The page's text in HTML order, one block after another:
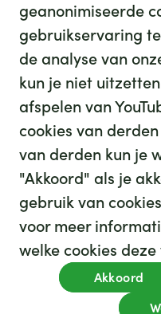
geanonimiseerde
gebruikservaring
de analyse van
kun je niet
afspelen van
cookies van
van derden kun je
"Akkoord" als je
gebruik van
voor meer
welke cookies
Akkoord
We hebben 35